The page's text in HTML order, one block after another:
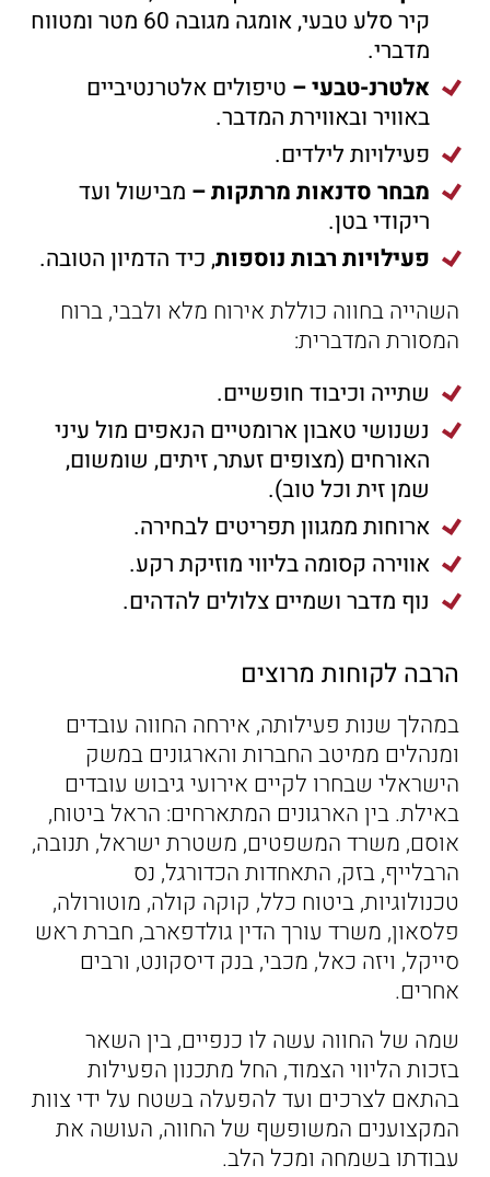
קיר סלע טבעי, אומגה מגובה 60 מטר ומטווח
מדברי.
אלטרנ-טבעי – טיפולים אלטרנטיביים
באוויר ובאווירת המדבר.
פעילויות לילדים.
מבחר סדנאות מרתקות – מבישול ועד
ריקודי בטן.
פעילויות רבות נוספות, כיד הדמיון הטובה.
השהייה בחווה כוללת אירוח מלא ולבבי, ברוח
המסורת המדברית:
שתייה וכיבוד חופשיים.
נשנושי טאבון ארומטיים הנאפים מול עיני
האורחים (מצופים זעתר, זיתים, שומשום,
שמן זית וכל טוב).
ארוחות ממגוון תפריטים לבחירה.
אווירה קסומה בליווי מוזיקת רקע.
נוף מדבר ושמיים צלולים להדהים.
הרבה לקוחות מרוצים
במהלך שנות פעילותה, אירחה החווה עובדים
ומנהלים ממיטב החברות והארגונים במשק
הישראלי שבחרו לקיים אירועי גיבוש עובדים
באילת. בין הארגונים המתארחים: הראל ביטוח,
אוסם, משרד המשפטים, משטרת ישראל, תנובה,
הרבלייף, בזק, התאחדות הכדורגל, נס
טכנולוגיות, ביטוח כלל, קוקה קולה, מוטורולה,
פלסאון, משרד עורך הדין גולדפארב, חברת ראש
סייקל, ויזה כאל, מכבי, בנק דיסקונט, ורבים
אחרים.
שמה של החווה עשה לו כנפיים, בין השאר
בזכות הליווי הצמוד, החל מתכנון הפעילות
בהתאם לצרכים ועד להפעלה בשטח על ידי צוות
המקצוענים המשופשף של החווה, העושה את
עבודתו בשמחה ומכל הלב.